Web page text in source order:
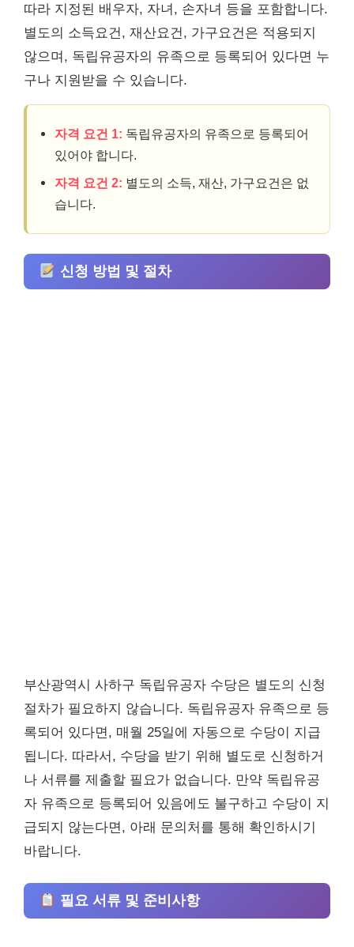
따라 지정된 배우자, 자녀, 손자녀 등을 포함합니다.
별도의 소득요건, 재산요건, 가구요건은 적용되지
않으며, 독립유공자의 유족으로 등록되어 있다면 누
구나 지원받을 수 있습니다.
자격 요건 1: 독립유공자의 유족으로 등록되어
있어야 합니다.
자격 요건 2: 별도의 소득, 재산, 가구요건은 없
습니다.
신청 방법 및 절차
부산광역시 사하구 독립유공자 수당은 별도의 신청
절차가 필요하지 않습니다. 독립유공자 유족으로 등
록되어 있다면, 매월 25일에 자동으로 수당이 지급
됩니다. 따라서, 수당을 받기 위해 별도로 신청하거
나 서류를 제출할 필요가 없습니다. 만약 독립유공
자 유족으로 등록되어 있음에도 불구하고 수당이 지
급되지 않는다면, 아래 문의처를 통해 확인하시기
바랍니다.
필요 서류 및 준비사항